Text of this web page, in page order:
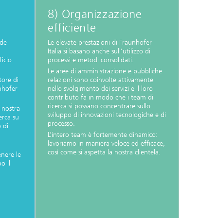
di
su
di
le
il
8) Organizzazione
efficiente
Le elevate prestazioni di Fraunhofer
Italia si basano anche sull’utilizzo di
processi e metodi consolidati.
Le aree di amministrazione e pubbliche
relazioni sono coinvolte attivamente
nello svolgimento dei servizi e il loro
contributo fa in modo che i team di
ricerca si possano concentrare sullo
sviluppo di innovazioni tecnologiche e di
processo.
L’intero team è fortemente dinamico:
lavoriamo in maniera veloce ed efficace,
così come si aspetta la nostra clientela.